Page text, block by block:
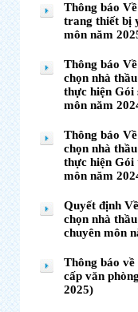
Thông báo
trang thiết bị
môn năm
Thông báo
chọn nhà
thực hiện Gói
môn năm
Thông báo
chọn nhà
thực hiện Gói
môn năm
Quyết định
chọn nhà
chuyên môn
Thông báo
cấp văn
2025)